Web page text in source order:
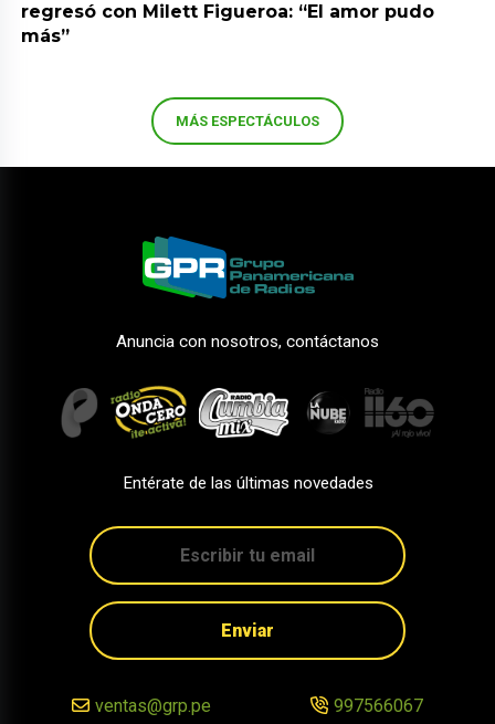
regresó con Milett Figueroa: “El amor pudo
más”
MÁS ESPECTÁCULOS
Anuncia con nosotros, contáctanos
Entérate de las últimas novedades
Enviar
ventas@grp.pe 997566067